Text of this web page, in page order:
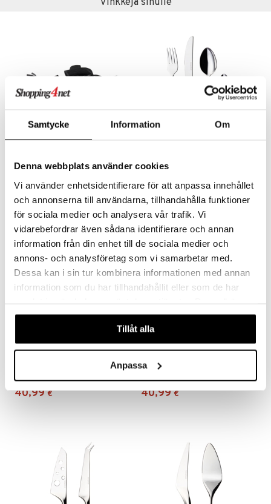
Samtycke Information Om
Denna webbplats använder cookies
Vi använder enhetsidentifierare för att anpassa innehållet
och annonserna till användarna, tillhandahålla funktioner
för sociala medier och analysera vår trafik. Vi
vidarebefordrar även sådana identifierare och annan
information från din enhet till de sociala medier och
annons- och analysföretag som vi samarbetar med.
Dessa kan i sin tur kombinera informationen med annan
information som du har tillhandahållit eller som de har
våra cookies vid fortsatt användande av vår webbplats.
Tillåt alla
Anpassa
GENSE
31 €
HARDANGER BESTIKK
alk. 264 €
40,99 €
HARDANGER BESTIKK
40,99 €